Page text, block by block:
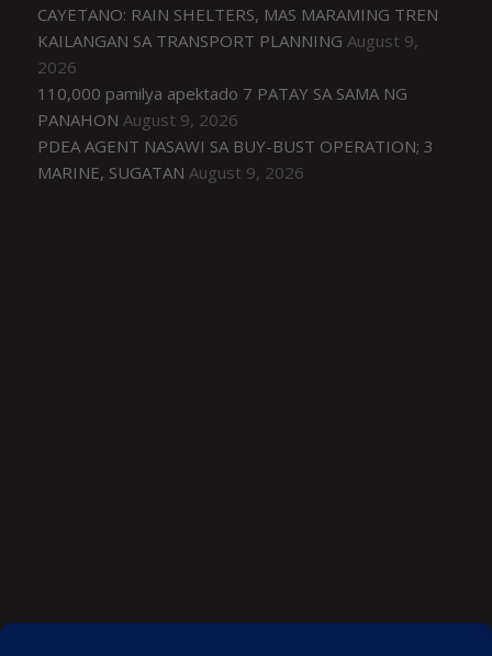
CAYETANO: RAIN SHELTERS, MAS MARAMING TREN
KAILANGAN SA TRANSPORT PLANNING August 9,
2026
110,000 pamilya apektado 7 PATAY SA SAMA NG
PANAHON August 9, 2026
PDEA AGENT NASAWI SA BUY-BUST OPERATION; 3
MARINE, SUGATAN August 9, 2026